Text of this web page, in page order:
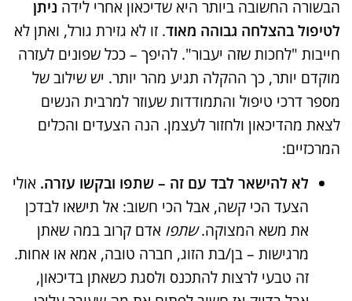
הבשורה החשובה ביותר היא שדיכאון אחרי לידה ניתן
לטיפול בהצלחה גבוהה מאוד. זו לא גזירת גורל, ואתן לא
חייבות "לחכות שזה יעבור". להיפך – ככל שפונים לעזרה
מוקדם יותר, כך ההקלה תגיע מהר יותר​. יש שילוב של
מספר דרכי טיפול והתמודדות שעוזר למרבית הנשים
לצאת מהדיכאון ולחזור לעצמן. הנה הצעדים והכלים
המרכזיים:
לא להישאר לבד עם זה – שתפו ובקשו עזרה. אולי
הצעד הכי קשה, אבל הכי חשוב: אל תישאו לבדכן
את משא המצוקה.שתפו אדם קרוב במה שאתן
מרגישות – בן/בת הזוג, חברה טובה, אמא או אחות​.
זה טבעי לרצות להתכנס ולסגת כשאתן בדיכאון,